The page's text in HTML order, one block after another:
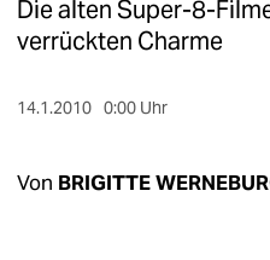
Die alten Super-8-
verrückten Charme
14.1.2010 0:00 Uhr
Von BRIGITTE